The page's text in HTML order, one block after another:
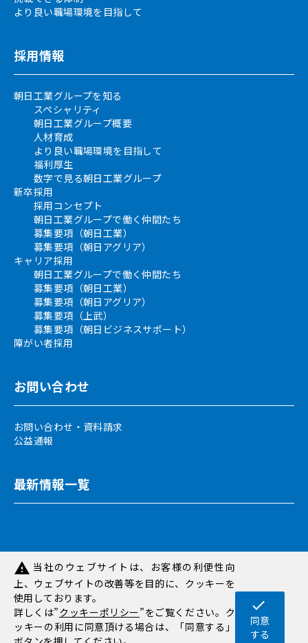
より良い職場環境を目指して
採用情報
朝日工業グループを知る
スペシャリティ
朝日工業グループ概要
人材育成
より良い職場環境を目指して
福利厚生
数字で見る朝日工業グループ
新卒採用
採用コンセプト
朝日工業グループで働く仲間たち
募集要項（朝日工業）
募集要項（朝日アグリア）
キャリア採用
朝日工業グループで働く仲間たち
募集要項（朝日工業）
募集要項（朝日アグリア）
募集要項（上武）
募集要項（朝日ビジネスサポート）
障がい者採用
お問い合わせ
お問い合わせ・資料請求
公益通報
最新情報一覧
サイトマップ 免責事項
個人情報保護方針
ソーシャルネットワーキングサービスポリシー
当ウェブサイトについて
クッキーポリシー
warning 当社のウェブサイトは、お客様の利便性向
上、ウェブサイトの改善等を目的に、クッキーを
使用しております。
詳しくは”クッキーポリシー”をご覧ください。ク
ッキーの利用に同意頂ける場合は、「同意する」
check
同意
する